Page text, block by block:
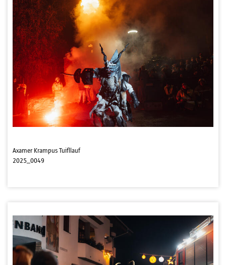
Axamer Krampus Tuifllauf
2025_0049